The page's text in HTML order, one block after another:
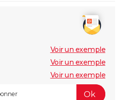
Voir un exemple
Voir un exemple
Voir un exemple